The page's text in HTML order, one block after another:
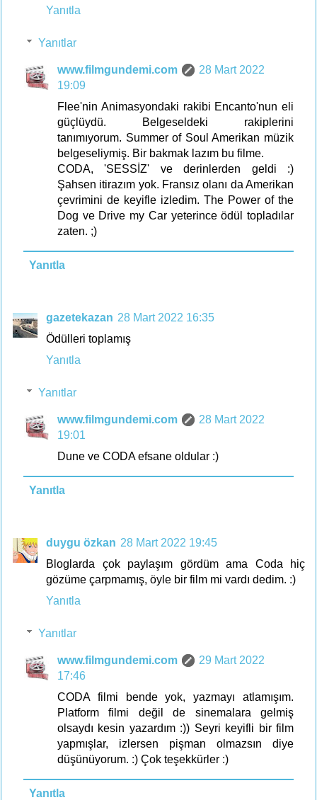
Yanıtla
Yanıtlar
www.filmgundemi.com
28 Mart 2022
19:09
Flee'nin Animasyondaki rakibi Encanto'nun eli
güçlüydü. Belgeseldeki rakiplerini
tanımıyorum. Summer of Soul Amerikan müzik
belgeseliymiş. Bir bakmak lazım bu filme.
CODA, 'SESSİZ' ve derinlerden geldi :)
Şahsen itirazım yok. Fransız olanı da Amerikan
çevrimini de keyifle izledim. The Power of the
Dog ve Drive my Car yeterince ödül topladılar
zaten. ;)
Yanıtla
gazetekazan 28 Mart 2022 16:35
Ödülleri toplamış
Yanıtla
Yanıtlar
www.filmgundemi.com
28 Mart 2022
19:01
Dune ve CODA efsane oldular :)
Yanıtla
duygu özkan 28 Mart 2022 19:45
Bloglarda çok paylaşım gördüm ama Coda hiç
gözüme çarpmamış, öyle bir film mi vardı dedim. :)
Yanıtla
Yanıtlar
www.filmgundemi.com
29 Mart 2022
17:46
CODA filmi bende yok, yazmayı atlamışım.
Platform filmi değil de sinemalara gelmiş
olsaydı kesin yazardım :)) Seyri keyifli bir film
yapmışlar, izlersen pişman olmazsın diye
düşünüyorum. :) Çok teşekkürler :)
Yanıtla